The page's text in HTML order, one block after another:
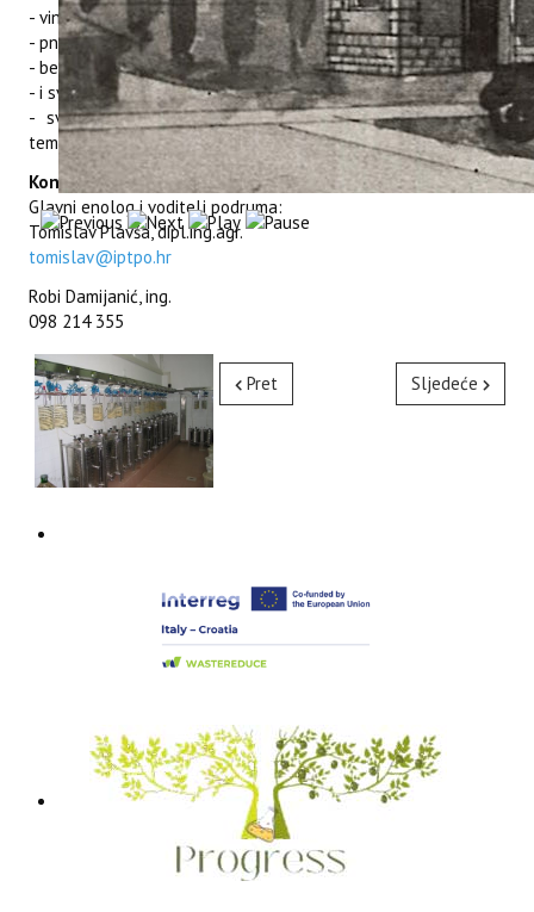
- vinifikatore (potapanje, miješanje, polijevanje) 450 litara
- pneumatske i hidro preše
- berrique bačve (hrast i akacija)
- i svu ostalu pripadajuću podrumsku opremu
- svi tankovi su zasebne cjeline s mogućnošću kontrole
temperature i tretiranja klobuka
Kontakt osobe:
Glavni enolog i voditelj podruma:
Tomislav Plavša, dipl.ing.agr.
tomislav@iptpo.hr
Robi Damijanić, ing.
098 214 355
Pret Sljedeće